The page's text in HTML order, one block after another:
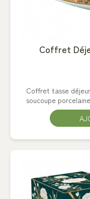
Coffret
Coffret tasse
soucoupe